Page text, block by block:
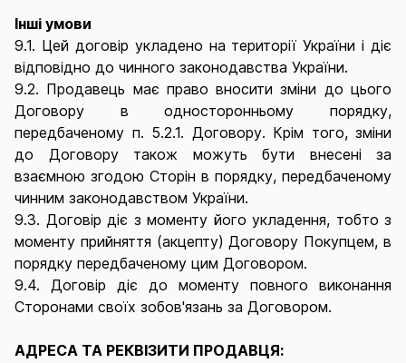
Інші умови
9.1. Цей договір укладено на території України і діє
відповідно до чинного законодавства України.
9.2. Продавець має право вносити зміни до цього
Договору в односторонньому порядку,
передбаченому п. 5.2.1. Договору. Крім того, зміни
до Договору також можуть бути внесені за
взаємною згодою Сторін в порядку, передбаченому
чинним законодавством України.
9.3. Договір діє з моменту його укладення, тобто з
моменту прийняття (акцепту) Договору Покупцем, в
порядку передбаченому цим Договором.
9.4. Договір діє до моменту повного виконання
Сторонами своїх зобов'язань за Договором.
АДРЕСА ТА РЕКВІЗИТИ ПРОДАВЦЯ: